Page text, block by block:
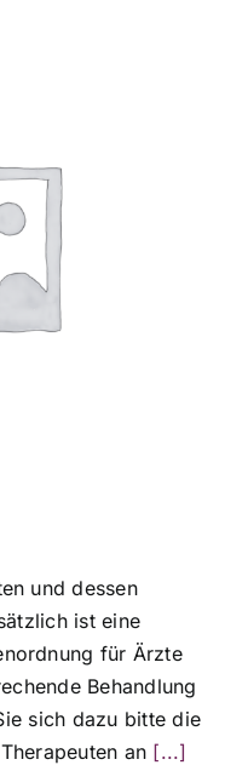
und dessen
ist eine
für Ärzte
Behandlung
sich dazu bitte die
an [...]